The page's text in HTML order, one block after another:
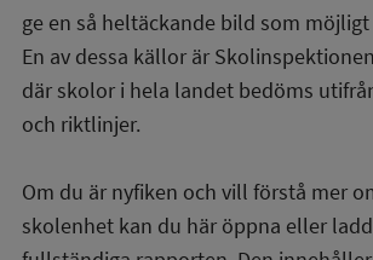
ge en så heltäckande bild som möjligt
En av dessa källor är
där skolor i hela landet bedöms
och riktlinjer.
Om du är nyfiken och vill förstå mer
skolenhet kan du här öppna eller